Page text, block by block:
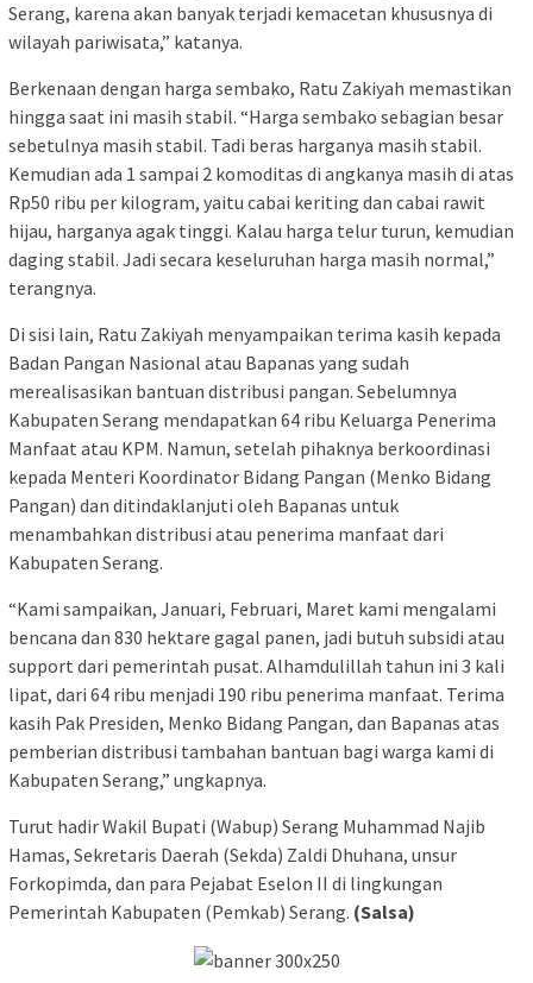
Serang, karena akan banyak terjadi kemacetan khususnya di
wilayah pariwisata,” katanya.
Berkenaan dengan harga sembako, Ratu Zakiyah memastikan
hingga saat ini masih stabil. “Harga sembako sebagian besar
sebetulnya masih stabil. Tadi beras harganya masih stabil.
Kemudian ada 1 sampai 2 komoditas di angkanya masih di atas
Rp50 ribu per kilogram, yaitu cabai keriting dan cabai rawit
hijau, harganya agak tinggi. Kalau harga telur turun, kemudian
daging stabil. Jadi secara keseluruhan harga masih normal,”
terangnya.
Di sisi lain, Ratu Zakiyah menyampaikan terima kasih kepada
Badan Pangan Nasional atau Bapanas yang sudah
merealisasikan bantuan distribusi pangan. Sebelumnya
Kabupaten Serang mendapatkan 64 ribu Keluarga Penerima
Manfaat atau KPM. Namun, setelah pihaknya berkoordinasi
kepada Menteri Koordinator Bidang Pangan (Menko Bidang
Pangan) dan ditindaklanjuti oleh Bapanas untuk
menambahkan distribusi atau penerima manfaat dari
Kabupaten Serang.
“Kami sampaikan, Januari, Februari, Maret kami mengalami
bencana dan 830 hektare gagal panen, jadi butuh subsidi atau
support dari pemerintah pusat. Alhamdulillah tahun ini 3 kali
lipat, dari 64 ribu menjadi 190 ribu penerima manfaat. Terima
kasih Pak Presiden, Menko Bidang Pangan, dan Bapanas atas
pemberian distribusi tambahan bantuan bagi warga kami di
Kabupaten Serang,” ungkapnya.
Turut hadir Wakil Bupati (Wabup) Serang Muhammad Najib
Hamas, Sekretaris Daerah (Sekda) Zaldi Dhuhana, unsur
Forkopimda, dan para Pejabat Eselon II di lingkungan
Pemerintah Kabupaten (Pemkab) Serang. (Salsa)